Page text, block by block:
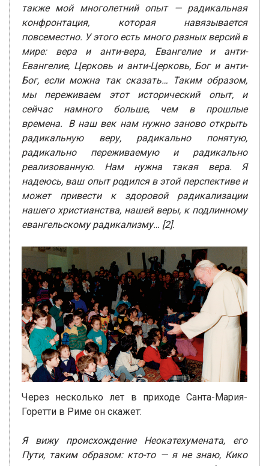
также мой многолетний опыт — радикальная
конфронтация, которая навязывается
повсеместно. У этого есть много разных версий в
мире: вера и анти-вера, Евангелие и анти-
Евангелие, Церковь и анти-Церковь, Бог и анти-
Бог, если можна так сказать… Таким образом,
мы переживаем этот исторический опыт, и
сейчас намного больше, чем в прошлые
времена. В наш век нам нужно заново открыть
радикальную веру, радикально понятую,
радикально переживаемую и радикально
реализованную. Нам нужна такая вера. Я
надеюсь, ваш опыт родился в этой перспективе и
может привести к здоровой радикализации
нашего христианства, нашей веры, к подлинному
евангельскому радикализму… [2].
Через несколько лет в приходе Санта-Мария-
Горетти в Риме он скажет:
Я вижу происхождение Неокатехумената, его
Пути, таким образом: кто-то — я не знаю, Кико